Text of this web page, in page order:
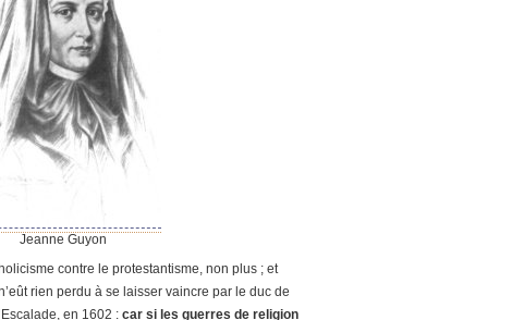
Jeanne Guyon
contre le protestantisme, non plus ; et
rien perdu à se laisser vaincre par le duc de
en 1602 : car si les guerres de religion